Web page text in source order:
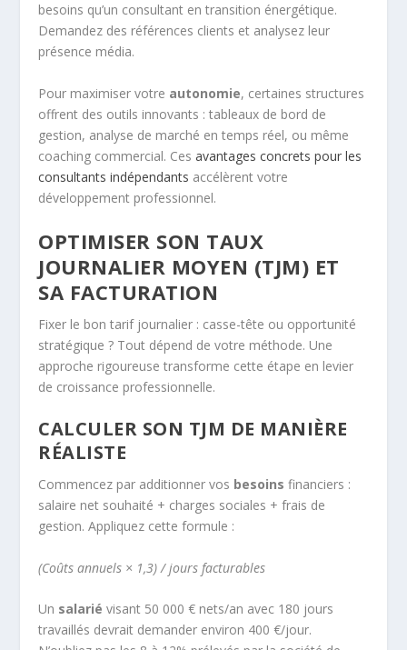
besoins qu’un consultant en transition énergétique.
Demandez des références clients et analysez leur
présence média.
Pour maximiser votre autonomie, certaines structures
offrent des outils innovants : tableaux de bord de
gestion, analyse de marché en temps réel, ou même
coaching commercial. Cesavantages concrets pour les
consultants indépendants accélèrent votre
développement professionnel.
OPTIMISER SON TAUX
JOURNALIER MOYEN (TJM) ET
SA FACTURATION
Fixer le bon tarif journalier : casse-tête ou opportunité
stratégique ? Tout dépend de votre méthode. Une
approche rigoureuse transforme cette étape en levier
de croissance professionnelle.
CALCULER SON TJM DE MANIÈRE
RÉALISTE
Commencez par additionner vos besoins financiers :
salaire net souhaité + charges sociales + frais de
gestion. Appliquez cette formule :
(Coûts annuels × 1,3) / jours facturables
Un salarié visant 50 000 € nets/an avec 180 jours
travaillés devrait demander environ 400 €/jour.